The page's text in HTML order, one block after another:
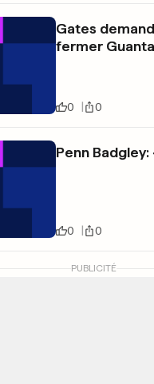
Gates
fermer
0 0
Penn
0 0
PUBLICITÉ